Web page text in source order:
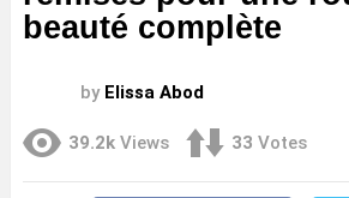
beauté complète
by Elissa Abod
39.2k Views 33 Votes